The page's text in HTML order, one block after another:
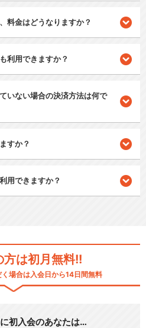
料金はどうなりますか？
利用できますか？
いない場合の決済方法は何で
すか？
用できますか？
方は初月無料!!
場合は入会日から14日間無料
初入会のあなたは…